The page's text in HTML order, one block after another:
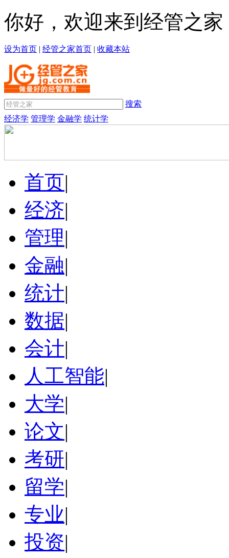
你好，欢迎来到经管之家
设为首页 | 经管之家首页 | 收藏本站
搜索
经济学 管理学 金融学 统计学
首页|
经济|
管理|
金融|
统计|
数据|
会计|
人工智能|
大学|
论文|
考研|
留学|
专业|
投资|